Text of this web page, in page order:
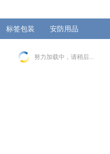
标签包装 安防用品
努力加载中，请稍后...